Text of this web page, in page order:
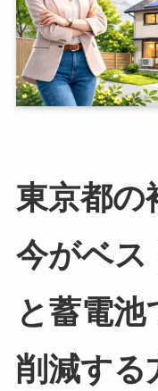
東京都の
今がベス
と蓄電
削減する